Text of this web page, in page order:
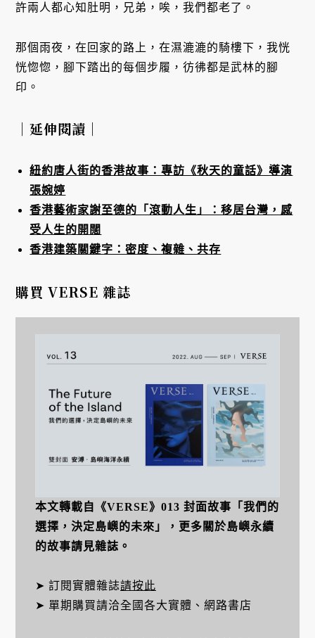
許兩人都心知肚明，兄弟，唉，我們都老了。
那個雨夜，在回家的路上，在濕漉漉的騎樓下，我恍
恍惚惚，腳下踏出的每個步履，彷彿都是武林的腳
印。
｜延伸閱讀｜
紐約唐人街的香港故事：專訪《秋天的童話》導演
張婉婷
香港藝術家謝至德的「滾動人生」：移居台灣，感
受人生的開闊
香港建築關鍵字：密度、複雜、共存
購買 VERSE 雜誌
本文轉載自《VERSE》013 封面故事「我們的
選擇，決定島嶼的未來」，更多關於島嶼永續
的故事請見雜誌。
➤ 訂閱實體雜誌請按此
➤ 單期購買請洽全國各大實體、網路書店